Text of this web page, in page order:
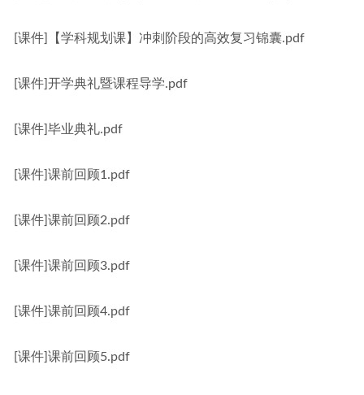
[课件]【学科规划课】冲刺阶段的高效复习锦囊.pdf
[课件]开学典礼暨课程导学.pdf
[课件]毕业典礼.pdf
[课件]课前回顾1.pdf
[课件]课前回顾2.pdf
[课件]课前回顾3.pdf
[课件]课前回顾4.pdf
[课件]课前回顾5.pdf